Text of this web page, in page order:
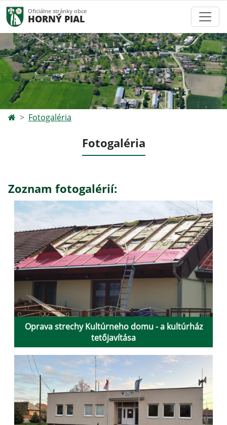
Oficiálne stránky obce
HORNÝ PIAL
Fotogaléria
Fotogaléria
Zoznam fotogalérií:
Oprava strechy Kultúrneho domu - a kultúrház
tetőjavítása